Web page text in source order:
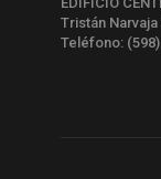
Tristán
Teléfono: